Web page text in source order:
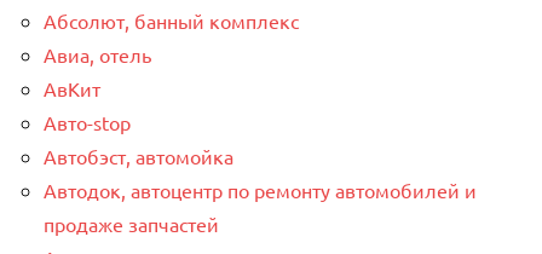
Абсолют, банный комплекс
Авиа, отель
АвКит
Авто-stop
Автобэст, автомойка
Автодок, автоцентр по ремонту автомобилей и
продаже запчастей